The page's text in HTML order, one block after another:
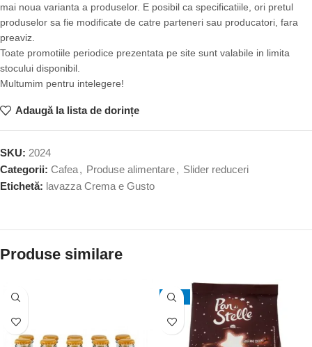
mai noua varianta a produselor. E posibil ca specificatiile, ori pretul
produselor sa fie modificate de catre parteneri sau producatori, fara
preaviz.
Toate promotiile periodice prezentata pe site sunt valabile in limita
stocului disponibil.
Multumim pentru intelegere!
Adaugă la lista de dorințe
SKU: 2024
Categorii: Cafea, Produse alimentare, Slider reduceri
Etichetă: lavazza Crema e Gusto
Produse similare
-17%